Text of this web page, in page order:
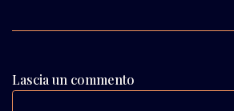
Lascia un commento